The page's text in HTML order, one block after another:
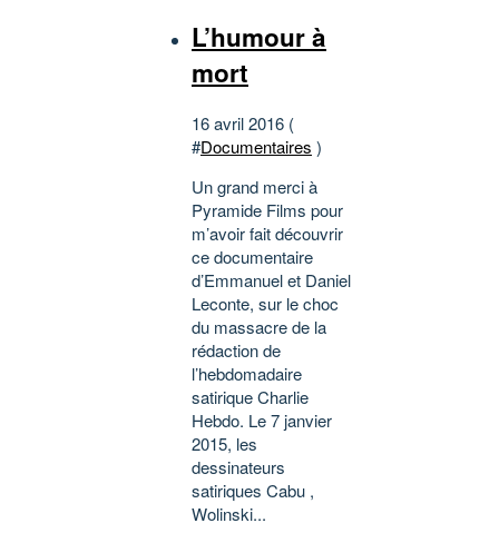
L’humour à
mort
16 avril 2016 (
#Documentaires )
Un grand merci à
Pyramide Films pour
m’avoir fait découvrir
ce documentaire
d’Emmanuel et Daniel
Leconte, sur le choc
du massacre de la
rédaction de
l’hebdomadaire
satirique Charlie
Hebdo. Le 7 janvier
2015, les
dessinateurs
satiriques Cabu ,
Wolinski...